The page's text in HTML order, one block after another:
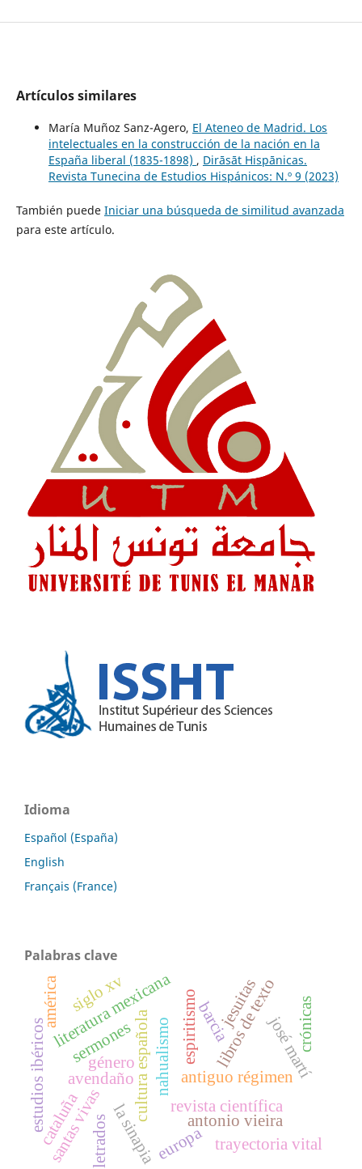
Artículos similares
María Muñoz Sanz-Agero, El Ateneo de Madrid. Los
intelectuales en la construcción de la nación en la
España liberal (1835-1898) , Dirāsāt Hispānicas.
Revista Tunecina de Estudios Hispánicos: N.º 9 (2023)
También puede Iniciar una búsqueda de similitud avanzada
para este artículo.
Idioma
Español (España)
English
Français (France)
Palabras clave
revista científica
antiguo régimen
cultura española
género libros de texto
literatura mexicana
nahualismo
la sinapia
avendaño
espiritismobarcia
antonio vieira
sermones
europa
américa
trayectoria vital
josé martí
santas vivas
estudios ibéricoscataluña
siglo xv
crónicas
letrados
jesuitas